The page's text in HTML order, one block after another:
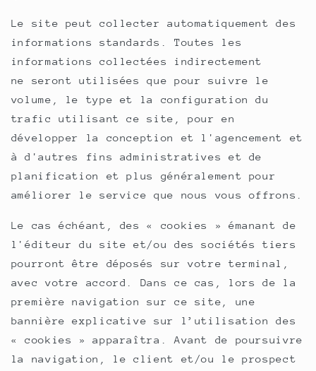
Le site peut collecter automatiquement des
informations standards. Toutes les
informations collectées indirectement
ne seront utilisées que pour suivre le
volume, le type et la configuration du
trafic utilisant ce site, pour en
développer la conception et l'agencement et
à d'autres fins administratives et de
planification et plus généralement pour
améliorer le service que nous vous offrons.
Le cas échéant, des « cookies » émanant de
l'éditeur du site et/ou des sociétés tiers
pourront être déposés sur votre terminal,
avec votre accord. Dans ce cas, lors de la
première navigation sur ce site, une
bannière explicative sur l’utilisation des
« cookies » apparaîtra. Avant de poursuivre
la navigation, le client et/ou le prospect